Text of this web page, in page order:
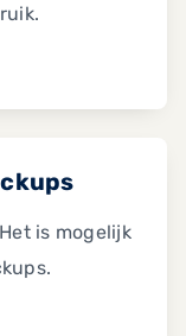
is mogelijk